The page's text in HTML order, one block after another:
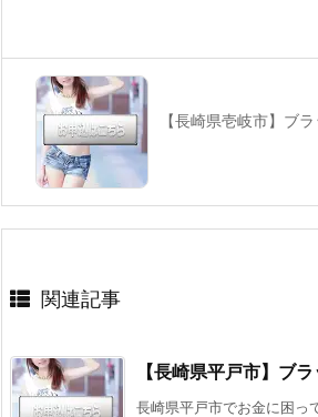
【長崎県壱岐市】ブ
関連記事
【長崎県平戸市】ブ
長崎県平戸市でお金に困っ